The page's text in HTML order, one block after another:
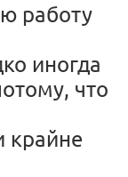
работу
иногда
что
крайне